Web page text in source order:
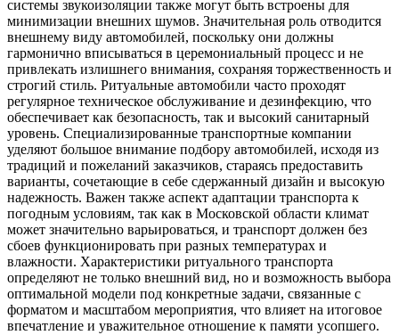
системы звукоизоляции также могут быть встроены для
минимизации внешних шумов. Значительная роль отводится
внешнему виду автомобилей, поскольку они должны
гармонично вписываться в церемониальный процесс и не
привлекать излишнего внимания, сохраняя торжественность и
строгий стиль. Ритуальные автомобили часто проходят
регулярное техническое обслуживание и дезинфекцию, что
обеспечивает как безопасность, так и высокий санитарный
уровень. Специализированные транспортные компании
уделяют большое внимание подбору автомобилей, исходя из
традиций и пожеланий заказчиков, стараясь предоставить
варианты, сочетающие в себе сдержанный дизайн и высокую
надежность. Важен также аспект адаптации транспорта к
погодным условиям, так как в Московской области климат
может значительно варьироваться, и транспорт должен без
сбоев функционировать при разных температурах и
влажности. Характеристики ритуального транспорта
определяют не только внешний вид, но и возможность выбора
оптимальной модели под конкретные задачи, связанные с
форматом и масштабом мероприятия, что влияет на итоговое
впечатление и уважительное отношение к памяти усопшего.